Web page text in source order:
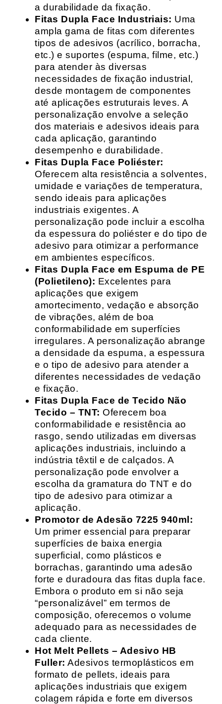
a durabilidade da fixação.
Fitas Dupla Face Industriais: Uma
ampla gama de fitas com diferentes
tipos de adesivos (acrílico, borracha,
etc.) e suportes (espuma, filme, etc.)
para atender às diversas
necessidades de fixação industrial,
desde montagem de componentes
até aplicações estruturais leves. A
personalização envolve a seleção
dos materiais e adesivos ideais para
cada aplicação, garantindo
desempenho e durabilidade.
Fitas Dupla Face Poliéster:
Oferecem alta resistência a solventes,
umidade e variações de temperatura,
sendo ideais para aplicações
industriais exigentes. A
personalização pode incluir a escolha
da espessura do poliéster e do tipo de
adesivo para otimizar a performance
em ambientes específicos.
Fitas Dupla Face em Espuma de PE
(Polietileno): Excelentes para
aplicações que exigem
amortecimento, vedação e absorção
de vibrações, além de boa
conformabilidade em superfícies
irregulares. A personalização abrange
a densidade da espuma, a espessura
e o tipo de adesivo para atender a
diferentes necessidades de vedação
e fixação.
Fitas Dupla Face de Tecido Não
Tecido – TNT: Oferecem boa
conformabilidade e resistência ao
rasgo, sendo utilizadas em diversas
aplicações industriais, incluindo a
indústria têxtil e de calçados. A
personalização pode envolver a
escolha da gramatura do TNT e do
tipo de adesivo para otimizar a
aplicação.
Promotor de Adesão 7225 940ml:
Um primer essencial para preparar
superfícies de baixa energia
superficial, como plásticos e
borrachas, garantindo uma adesão
forte e duradoura das fitas dupla face.
Embora o produto em si não seja
“personalizável” em termos de
composição, oferecemos o volume
adequado para as necessidades de
cada cliente.
Hot Melt Pellets – Adesivo HB
Fuller: Adesivos termoplásticos em
formato de pellets, ideais para
aplicações industriais que exigem
colagem rápida e forte em diversos